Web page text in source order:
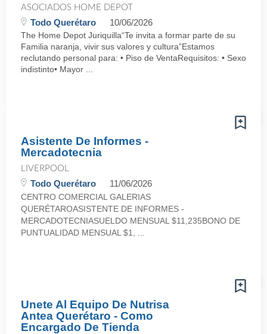
ASOCIADOS HOME DEPOT
Todo Querétaro 10/06/2026
The Home Depot Juriquilla“Te invita a formar parte de su
Familia naranja, vivir sus valores y cultura”Estamos
reclutando personal para: • Piso de VentaRequisitos: • Sexo
indistinto• Mayor ...
Asistente De Informes -
Mercadotecnia
LIVERPOOL
Todo Querétaro 11/06/2026
CENTRO COMERCIAL GALERIAS
QUERÉTAROASISTENTE DE INFORMES -
MERCADOTECNIASUELDO MENSUAL $11,235BONO DE
PUNTUALIDAD MENSUAL $1, ...
Unete Al Equipo De Nutrisa
Antea Querétaro - Como
Encargado De Tienda